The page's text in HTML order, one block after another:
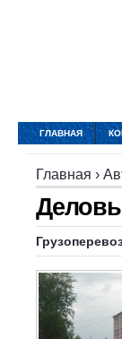
ГЛАВНАЯ
Главная ›